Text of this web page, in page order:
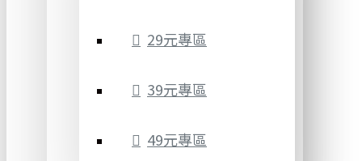
29元專區
39元專區
49元專區